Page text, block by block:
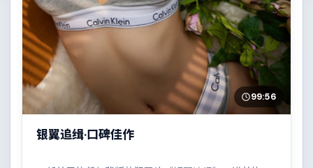
99:56
银翼追缉·口碑佳作